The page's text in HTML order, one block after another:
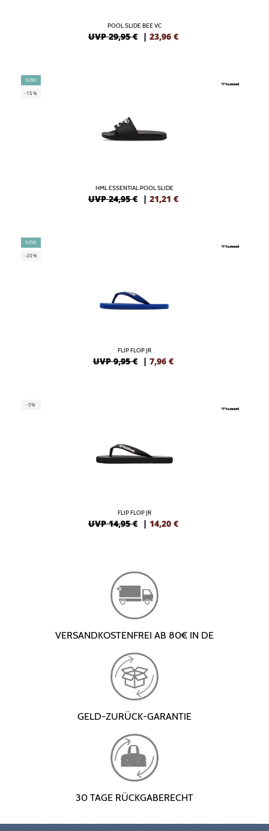
POOL SLIDE BEE VC
UVP 29,95 € | 23,96 €
NEW
-15%
HML ESSENTIAL POOL SLIDE
UVP 24,95 € | 21,21 €
NEW
-20%
FLIP FLOP JR
UVP 9,95 € | 7,96 €
-5%
FLIP FLOP JR
UVP 14,95 € | 14,20 €
VERSANDKOSTENFREI AB 80€ IN DE
GELD-ZURÜCK-GARANTIE
30 TAGE RÜCKGABERECHT